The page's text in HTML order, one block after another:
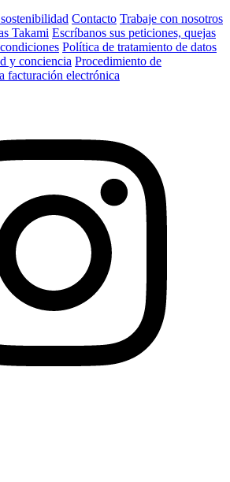
Contacto Trabaje con nosotros
Takami Escríbanos sus peticiones, quejas
Política de tratamiento de datos
y conciencia Procedimiento de
facturación electrónica